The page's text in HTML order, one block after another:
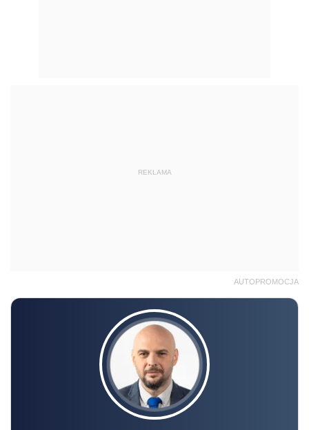
REKLAMA
AUTOPROMOCJA